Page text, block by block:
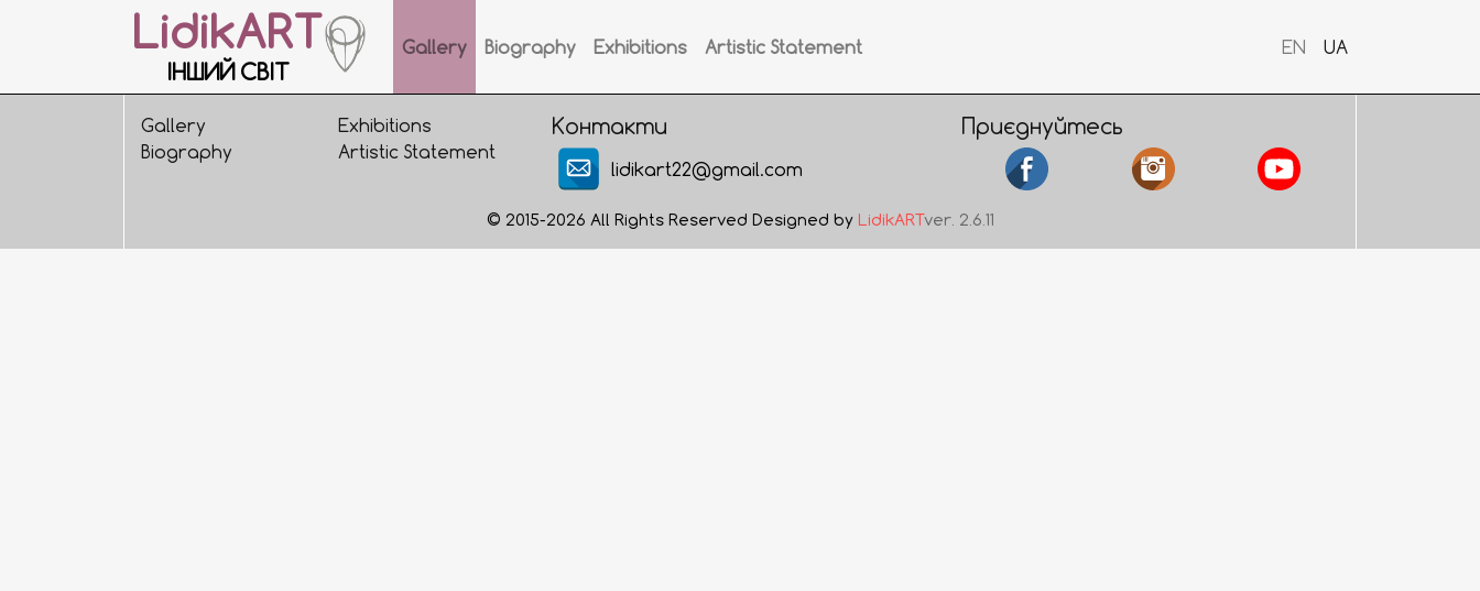
LidikART
ІНШИЙ СВІТ
Gallery Biography Exhibitions Artistic Statement EN UA
Gallery
Biography
Exhibitions
Artistic Statement
Контакти
lidikart22@gmail.com
Приєднуйтесь
© 2015-2026 All Rights Reserved Designed by LidikARTver. 2.6.11